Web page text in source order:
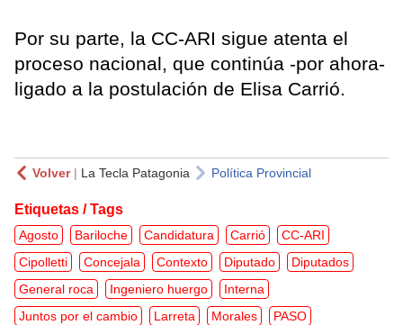
Por su parte, la CC-ARI sigue atenta el
proceso nacional, que continúa -por ahora-
ligado a la postulación de Elisa Carrió.
Volver| La Tecla Patagonia Política Provincial
Etiquetas / Tags
Agosto Bariloche Candidatura Carrió
CC-ARI
Cipolletti
Concejala Contexto Diputado
Diputados
General roca
Ingeniero huergo
Interna
Juntos por el cambio
Larreta Morales
PASO